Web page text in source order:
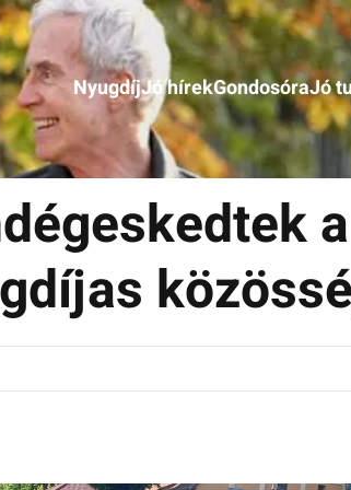
NyugdíjJó hírekGondosóraJó
a